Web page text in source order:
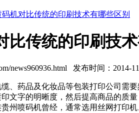
机对比传统的印刷技术有哪些区别
比传统的印刷技
news960936.html 发布时间：2014-
、药品及化妆品等包装打印公司需
文字的明晰度，然后提高商品的质
州喷码机曾经，通常选用丝网打印